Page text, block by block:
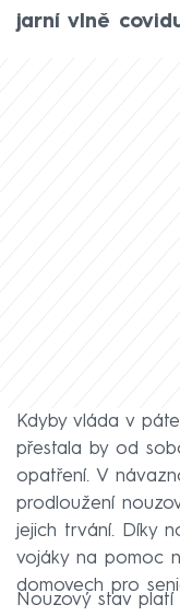
jarní vlně
Kdyby vláda v
přestala by od
opatření. V
prodloužení
jejich trvání. Díky
vojáky na pomoc
domovech pro
Nouzový stav